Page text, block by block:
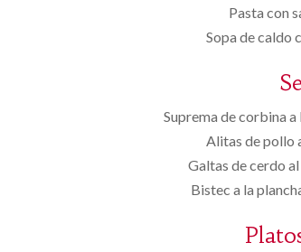
Pasta con
Sopa de caldo
Suprema de corbina
Alitas de pollo
Galtas de cerdo
Bistec a la